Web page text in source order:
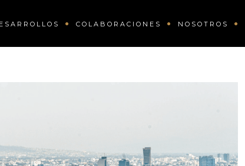
COLABORACIONES NOSOTROS